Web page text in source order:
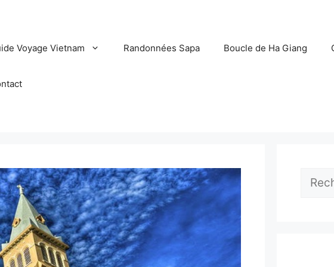
Voyage Vietnam Randonnées Sapa Boucle de Ha Giang